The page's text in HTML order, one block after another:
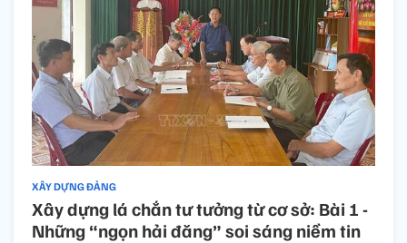
XÂY DỰNG ĐẢNG
Xây dựng lá chắn tư tưởng từ cơ sở: Bài 1 -
Những “ngọn hải đăng” soi sáng niềm tin